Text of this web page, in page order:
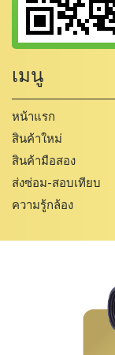
เมนู
หน้าแรก
สินค้าใหม่
สินค้ามือสอง
ส่งซ่อม-สอบเทียบ
ความรู้กล้อง